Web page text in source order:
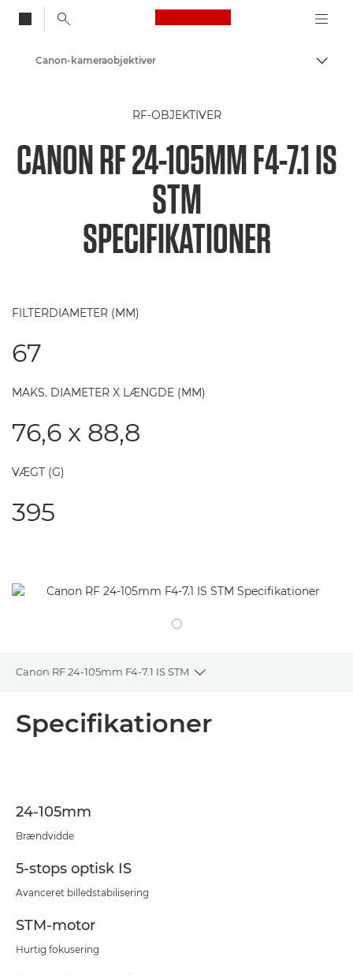
Canon Logo, back
Skift
Canon-kameraobjektiver
RF-OBJEKTIVER
CANON RF 24-105MM F4-7.1 IS
STM
SPECIFIKATIONER
FILTERDIAMETER (MM)
67
MAKS. DIAMETER X LÆNGDE (MM)
76,6 x 88,8
VÆGT (G)
395
Canon RF 24-105mm F4-7.1 IS STM
Toggle breadcrumbs
Specifikationer
24-105mm
Brændvidde
5-stops optisk IS
Avanceret billedstabilisering
STM-motor
Hurtig fokusering